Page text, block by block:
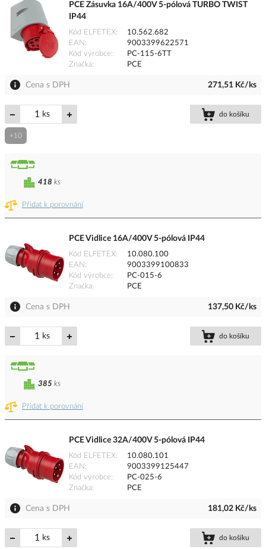
PCE Zásuvka 16A/400V 5-pólová TURBO TWIST
IP44
Kód ELFETEX
10.562.682
EAN
9003399622571
Kód výrobce
PC-115-6TT
Značka
PCE
Cena s DPH 271,51 Kč/ks
ks do košíku
+10
Přidat k porovnání
418 ks
PCE Vidlice 16A/400V 5-pólová IP44
Kód ELFETEX
10.080.100
EAN
9003399100833
Kód výrobce
PC-015-6
Značka
PCE
Cena s DPH 137,50 Kč/ks
ks do košíku
Přidat k porovnání
385 ks
PCE Vidlice 32A/400V 5-pólová IP44
Kód ELFETEX
10.080.101
EAN
9003399125447
Kód výrobce
PC-025-6
Značka
PCE
Cena s DPH 181,02 Kč/ks
ks do košíku